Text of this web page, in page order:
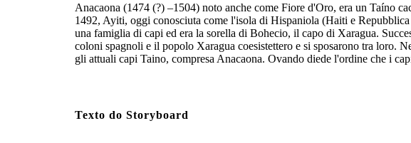
Anacaona (1474 (?) –1504) noto anche come Fiore d'Oro, era un Taíno
1492, Ayiti, oggi conosciuta come l'isola di Hispaniola (Haiti e
una famiglia di capi ed era la sorella di Bohecio, il capo di Xaragua.
coloni spagnoli e il popolo Xaragua coesistettero e si sposarono tra loro.
gli attuali capi Taino, compresa Anacaona. Ovando diede l'ordine che i
Texto do Storyboard